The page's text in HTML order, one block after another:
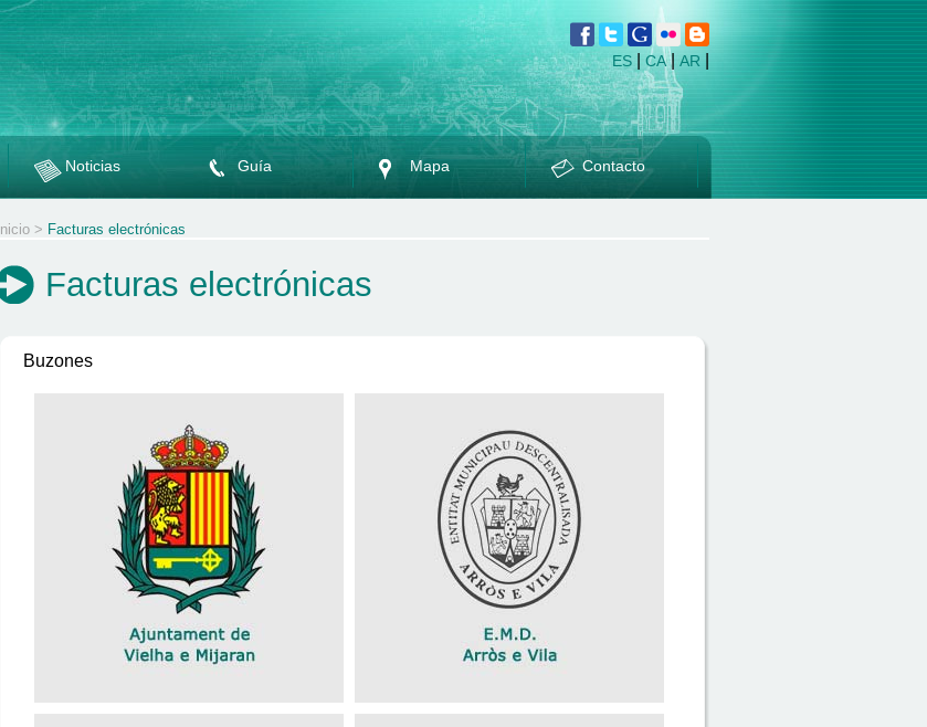
ES CA | AR
Noticias Guía Mapa Contacto
Inicio > Facturas electrónicas
Facturas electrónicas
Buzones